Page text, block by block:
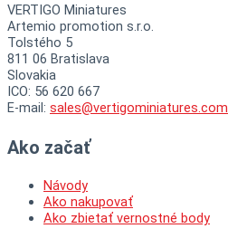
VERTIGO Miniatures
Artemio promotion s.r.o.
Tolstého 5
811 06 Bratislava
Slovakia
ICO: 56 620 667
E-mail: sales@vertigominiatures.com
Ako začať
Návody
Ako nakupovať
Ako zbietať vernostné body